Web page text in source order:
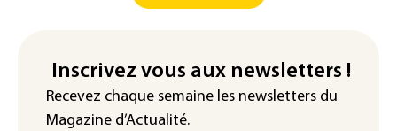
Inscrivez vous aux newsletters !
Recevez chaque semaine les newsletters du
Magazine d’Actualité.